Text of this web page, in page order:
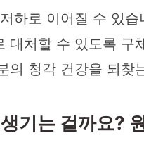
하로 이어질 수 있
대처할 수 있도록 구
의 청각 건강을 되찾
기는 걸까요?